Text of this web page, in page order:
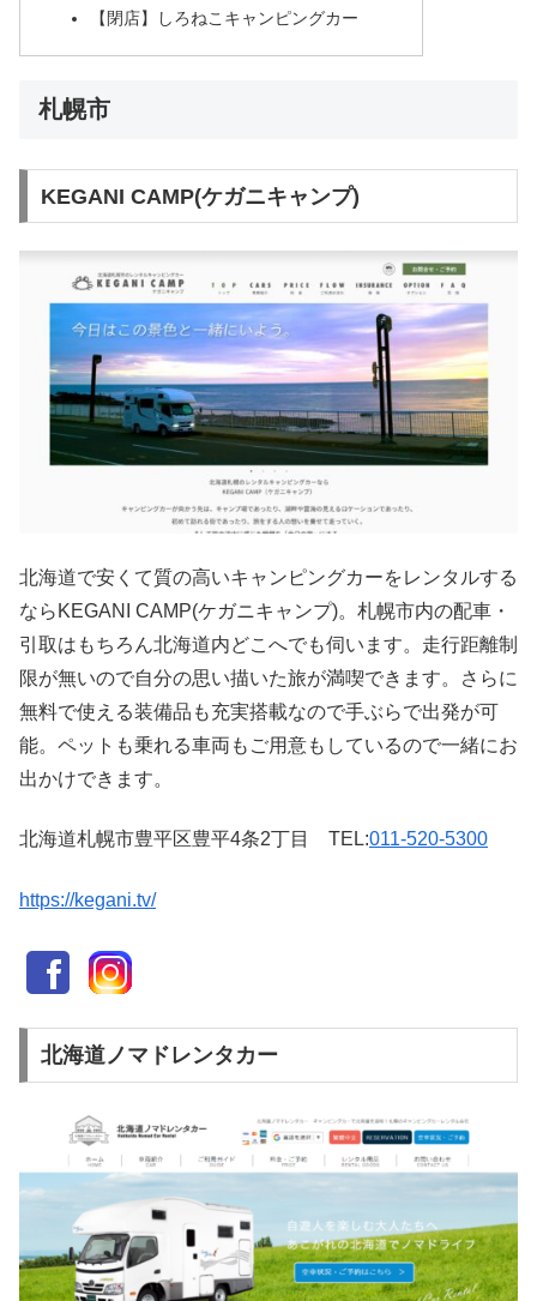
【閉店】しろねこキャンピングカー
札幌市
KEGANI CAMP(ケガニキャンプ)
北海道で安くて質の高いキャンピングカーをレンタルする
ならKEGANI CAMP(ケガニキャンプ)。札幌市内の配車・
引取はもちろん北海道内どこへでも伺います。走行距離制
限が無いので自分の思い描いた旅が満喫できます。さらに
無料で使える装備品も充実搭載なので手ぶらで出発が可
能。ペットも乗れる車両もご用意もしているので一緒にお
出かけできます。
北海道札幌市豊平区豊平4条2丁目 TEL:011-520-5300
https://kegani.tv/
北海道ノマドレンタカー